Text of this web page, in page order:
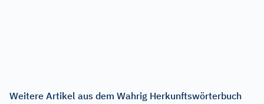
Weitere Artikel aus dem Wahrig Herkunftswörterbuch